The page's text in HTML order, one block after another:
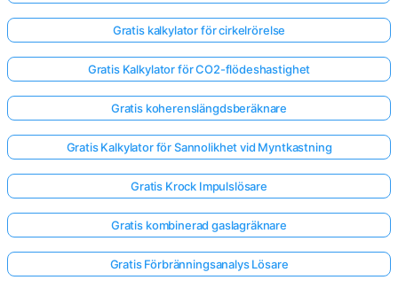
Gratis kalkylator för cirkelrörelse
Gratis Kalkylator för CO2-flödeshastighet
Gratis koherenslängdsberäknare
Gratis Kalkylator för Sannolikhet vid Myntkastning
Gratis Krock Impulslösare
Gratis kombinerad gaslagräknare
Gratis Förbränningsanalys Lösare